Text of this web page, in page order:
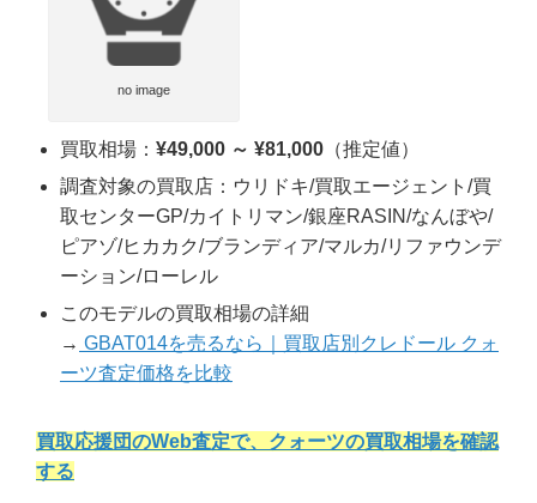
no image
買取相場： ¥49,000 ～ ¥81,000 （推定値）
調査対象の買取店：ウリドキ/買取エージェント/買
取センターGP/カイトリマン/銀座RASIN/なんぼや/
ピアゾ/ヒカカク/ブランディア/マルカ/リファウンデ
ーション/ローレル
このモデルの買取相場の詳細
→ GBAT014を売るなら｜買取店別クレドール クォ
ーツ査定価格を比較
買取応援団のWeb査定で、クォーツの買取相場を確認
する